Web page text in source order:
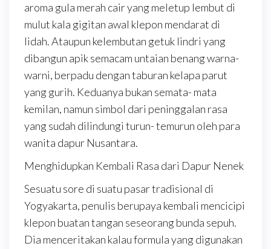
aroma gula merah cair yang meletup lembut di
mulut kala gigitan awal klepon mendarat di
lidah. Ataupun kelembutan getuk lindri yang
dibangun apik semacam untaian benang warna-
warni, berpadu dengan taburan kelapa parut
yang gurih. Keduanya bukan semata- mata
kemilan, namun simbol dari peninggalan rasa
yang sudah dilindungi turun- temurun oleh para
wanita dapur Nusantara.
Menghidupkan Kembali Rasa dari Dapur Nenek
Sesuatu sore di suatu pasar tradisional di
Yogyakarta, penulis berupaya kembali mencicipi
klepon buatan tangan seseorang bunda sepuh.
Dia menceritakan kalau formula yang digunakan